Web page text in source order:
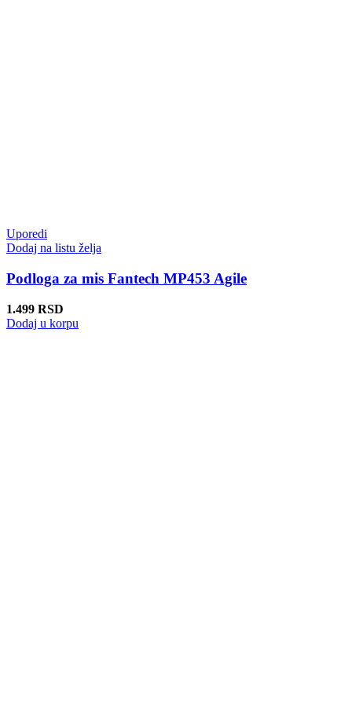
Uporedi
Dodaj na listu želja
Podloga za mis Fantech MP453 Agile
1.499 RSD
Dodaj u korpu